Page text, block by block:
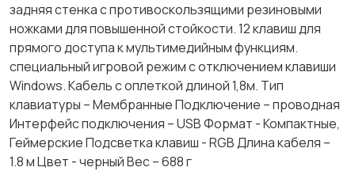
задняя стенка с противоскользящими резиновыми
ножками для повышенной стойкости. 12 клавиш для
прямого доступа к мультимедийным функциям.
специальный игровой режим с отключением клавиши
Windows. Кабель с оплеткой длиной 1,8м. Тип
клавиатуры – Мембранные Подключение – проводная
Интерфейс подключения – USB Формат - Компактные,
Геймерские Подсветка клавиш - RGB Длина кабеля –
1.8 м Цвет - черный Вес – 688 г